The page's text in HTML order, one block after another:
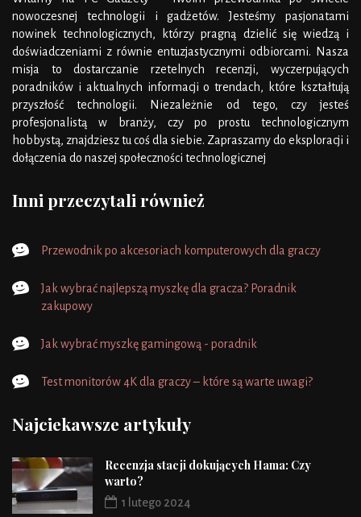
nowoczesnej technologii i gadżetów. Jesteśmy pasjonatami
nowinek technologicznych, którzy pragną dzielić się wiedzą i
doświadczeniami z równie entuzjastycznymi odbiorcami. Nasza
misja to dostarczanie rzetelnych recenzji, wyczerpujących
poradników i aktualnych informacji o trendach, które kształtują
przyszłość technologii. Niezależnie od tego, czy jesteś
profesjonalistą w branży, czy po prostu technologicznym
hobbystą, znajdziesz tu coś dla siebie. Zapraszamy do eksploracji i
dołączenia do naszej społeczności technologicznej
Inni przeczytali również
Przewodnik po akcesoriach komputerowych dla graczy
Jak wybrać najlepszą myszkę dla gracza? Poradnik
zakupowy
Jak wybrać myszkę gamingową - poradnik
Test monitorów 4K dla graczy – które są warte uwagi?
Najciekawsze artykuły
Recenzja stacji dokujących Hama: Czy
warto?
1 lutego 2024